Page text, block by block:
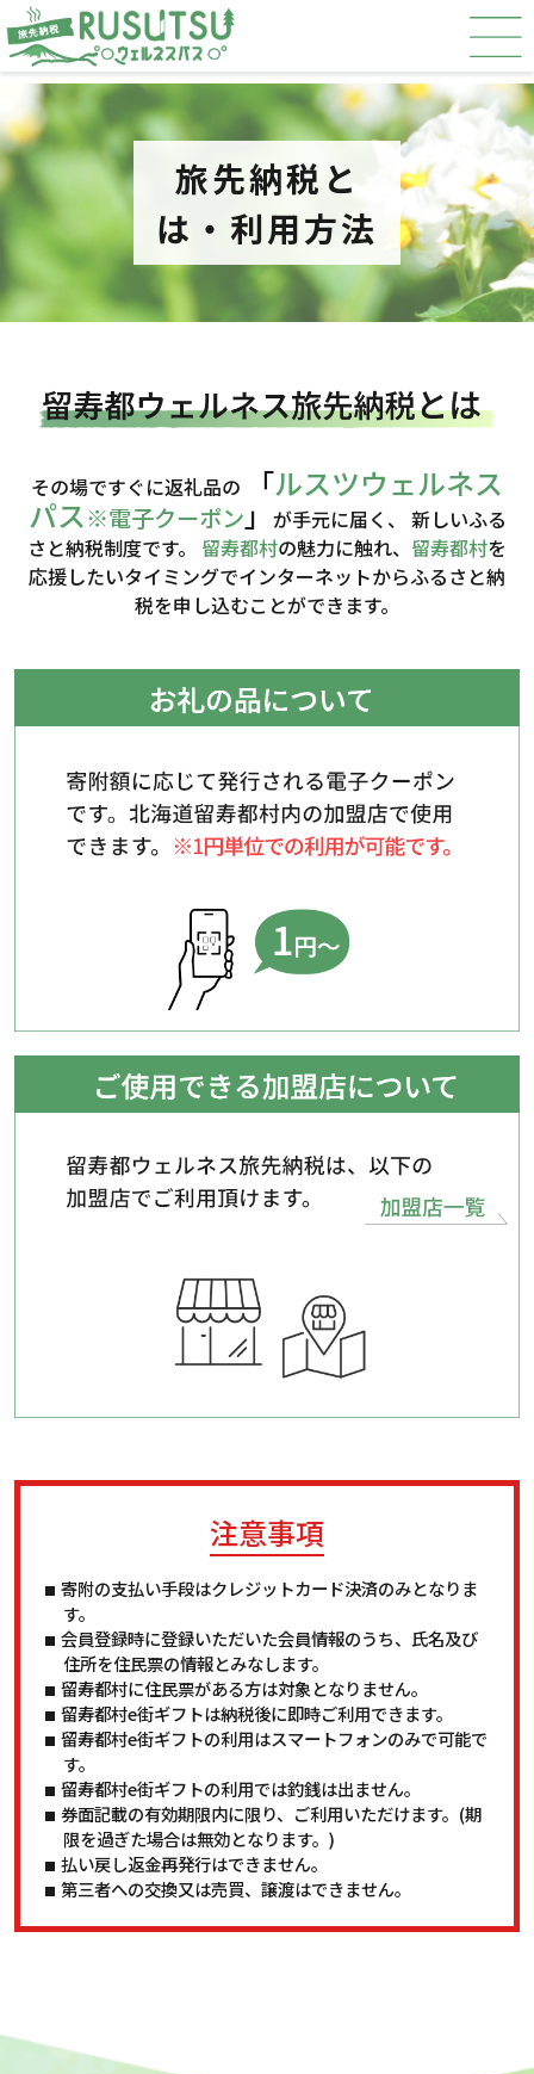
旅先納税と
は・利用方法
その場ですぐに返礼品の 「ルスツウェルネス
パス※電子クーポン 」 が手元に届く、
新しいふる
さと納税制度です。 留寿都村の魅力に触れ、 留寿都村を
応援したいタイミングでインターネットからふるさと納
税を申し込むことができます。
注意事項
寄附の支払い手段はクレジットカード決済のみとなりま
す。
会員登録時に登録いただいた会員情報のうち、氏名及び
住所を住民票の情報とみなします。
留寿都村に住民票がある方は対象となりません。
留寿都村e街ギフトは納税後に即時ご利用できます。
留寿都村e街ギフトの利用はスマートフォンのみで可能で
す。
留寿都村e街ギフトの利用では釣銭は出ません。
券面記載の有効期限内に限り、ご利用いただけます。(期
限を過ぎた場合は無効となります。)
払い戻し返金再発行はできません。
第三者への交換又は売買、譲渡はできません。